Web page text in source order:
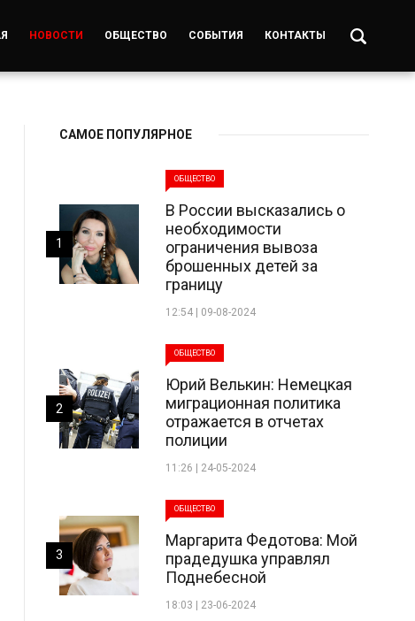
НОВОСТИ ОБЩЕСТВО СОБЫТИЯ КОНТАКТЫ
САМОЕ ПОПУЛЯРНОЕ
ОБЩЕСТВО
В России высказались о
необходимости
ограничения вывоза
брошенных детей за
границу
12:54 | 09-08-2024
1
ОБЩЕСТВО
Юрий Велькин: Немецкая
миграционная политика
отражается в отчетах
полиции
11:26 | 24-05-2024
2
ОБЩЕСТВО
Маргарита Федотова: Мой
прадедушка управлял
Поднебесной
18:03 | 23-06-2024
3